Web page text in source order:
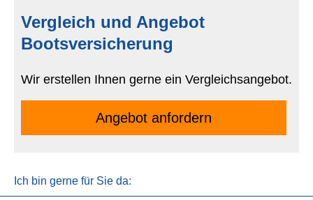
Vergleich und Angebot
Bootsversicherung
Wir erstellen Ihnen gerne ein Vergleichsangebot.
An­ge­bot an­for­dern
Ich bin gerne für Sie da: